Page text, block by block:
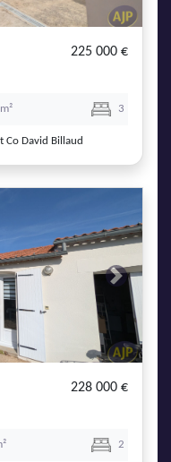
225 000 €
3
Co David Billaud
Next
228 000 €
2